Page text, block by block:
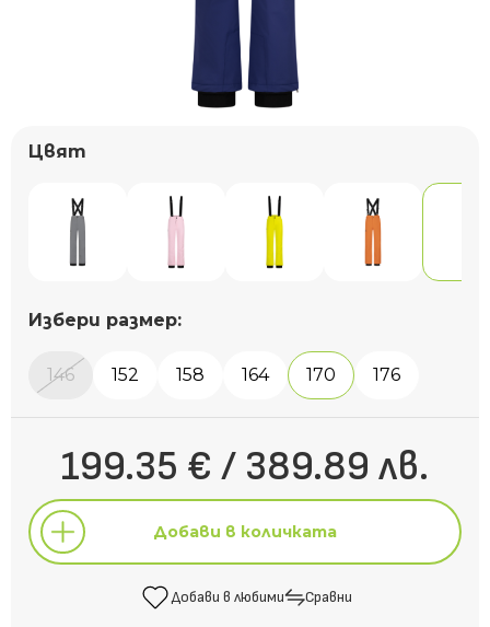
Цвят
Избери размер:
146 152 158 164 170 176
199.35 € / 389.89 лв.
Добави в количката
Добави в любими Сравни